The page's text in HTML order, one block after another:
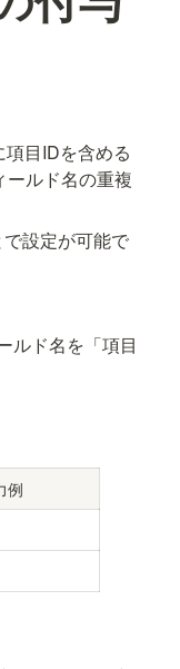
目IDを含める
ルド名の重複
設定が可能で
ルド名を「項目
例